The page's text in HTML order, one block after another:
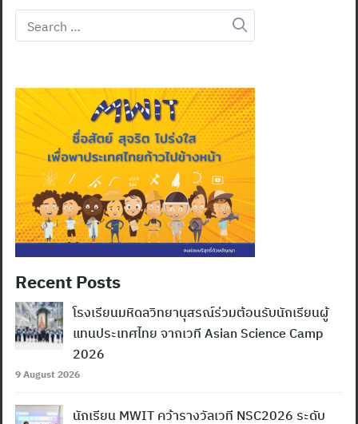
Search
for:
Recent Posts
โรงเรียนมหิดลวิทยานุสรณ์ร่วมต้อนรับนักเรียนผู้
แทนประเทศไทย จากเวที Asian Science Camp
2026
9 August 2026
นักเรียน MWIT คว้ารางวัลเวที NSC2026 ระดับ